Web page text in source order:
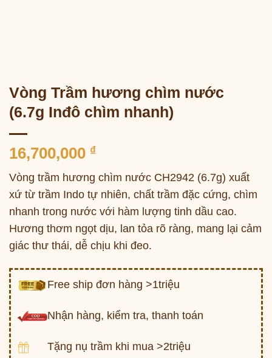
Vòng Trầm hương chìm nước
(6.7g Inđô chìm nhanh)
16,700,000 ₫
Vòng trầm hương chìm nước CH2942 (6.7g) xuất
xứ từ trầm Indo tự nhiên, chất trầm đặc cứng, chìm
nhanh trong nước với hàm lượng tinh dầu cao.
Hương thơm ngọt dịu, lan tỏa rõ ràng, mang lại cảm
giác thư thái, dễ chịu khi đeo.
Free ship đơn hàng >1triệu
Nhận hàng, kiểm tra, thanh toán
Tặng nụ trầm khi mua >2triệu